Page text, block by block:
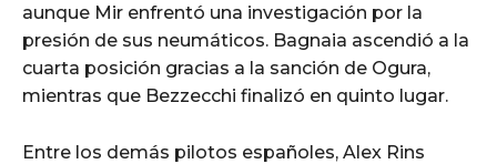
aunque Mir enfrentó una investigación por la
presión de sus neumáticos. Bagnaia ascendió a la
cuarta posición gracias a la sanción de Ogura,
mientras que Bezzecchi finalizó en quinto lugar.
Entre los demás pilotos españoles, Alex Rins